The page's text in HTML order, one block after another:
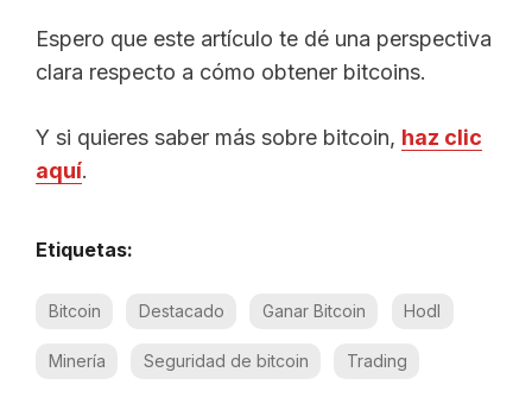
Espero que este artículo te dé una perspectiva
clara respecto a cómo obtener bitcoins.
Y si quieres saber más sobre bitcoin, haz clic
aquí.
Etiquetas:
Bitcoin Destacado Ganar Bitcoin Hodl
Minería Seguridad de bitcoin Trading